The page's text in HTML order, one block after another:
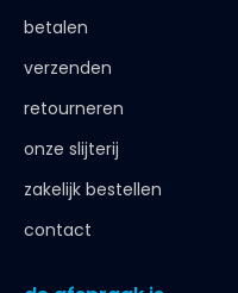
betalen
verzenden
retourneren
onze slijterij
zakelijk bestellen
contact